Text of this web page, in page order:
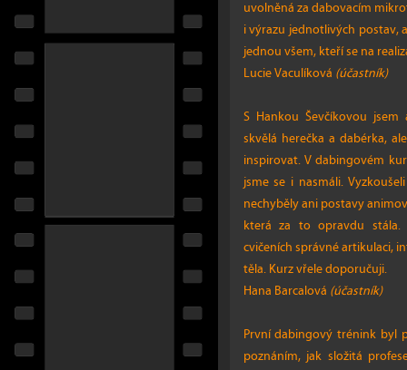
uvolněná za dabovacím
i výrazu jednotlivých postav,
jednou všem, kteří se na
Lucie Vaculíková (účastník)
S Hankou Ševčíkovou
skvělá herečka a dabérka,
inspirovat. V dabingovém
jsme se i nasmáli.
nechyběly ani postavy
která za to opravdu stála.
cvičeních správné artikulaci,
těla. Kurz vřele doporučuji.
Hana Barcalová (účastník)
První dabingový trénink byl
poznáním, jak složitá